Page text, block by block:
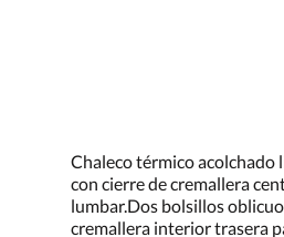
Chaleco térmico
con cierre de cremallera
lumbar.Dos bolsillos
cremallera interior trasera